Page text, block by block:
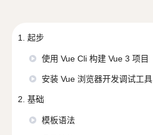
1. 起步
使用 Vue Cli 构建 Vue 3 项目
安装 Vue 浏览器开发调试工具
2. 基础
模板语法